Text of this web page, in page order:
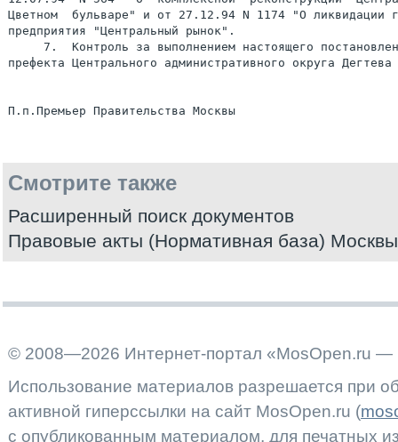
Цветном  бульваре" и от 27.12.94 N 1174 "О ликвидации
предприятия "Центральный рынок".
7.  Контроль за выполнением настоящего
префекта Центрального административного округа
Смотрите также
Расширенный поиск документов
Правовые акты (Нормативная база) Москвы
© 2008—2026 Интернет-портал «MosOpen.ru —
Использование материалов разрешается при
активной гиперссылки на сайт MosOpen.ru (
с опубликованным материалом, для печатных